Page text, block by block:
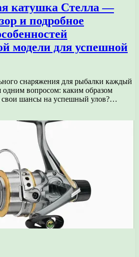
катушка Стелла —
и подробное
модели для успешной
снаряжения для рыбалки каждый
одним вопросом: каким образом
шансы на успешный улов?…